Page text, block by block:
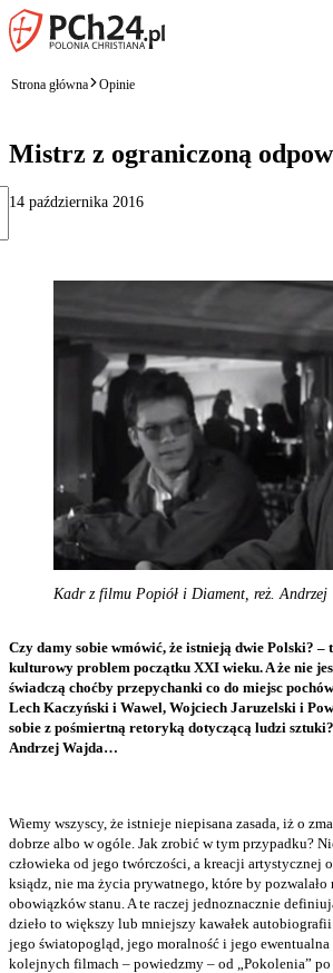
Strona główna Opinie
Mistrz z ograniczoną
14 października 2016
Kadr z filmu Popiół i Diament, reż. Andrzej
Czy damy sobie wmówić, że istnieją dwie Polski? –
kulturowy problem początku XXI wieku. A że nie
świadczą choćby przepychanki co do miejsc
Lech Kaczyński i Wawel, Wojciech Jaruzelski i
sobie z pośmiertną retoryką dotyczącą ludzi
Andrzej Wajda…
Wiemy wszyscy, że istnieje niepisana zasada, iż o
dobrze albo w ogóle. Jak zrobić w tym przypadku?
człowieka od jego twórczości, a kreacji artystycznej
ksiądz, nie ma życia prywatnego, które by
obowiązków stanu. A te raczej jednoznacznie
dzieło to większy lub mniejszy kawałek
jego światopogląd, jego moralność i jego
kolejnych filmach – powiedzmy – od „Pokolenia” po